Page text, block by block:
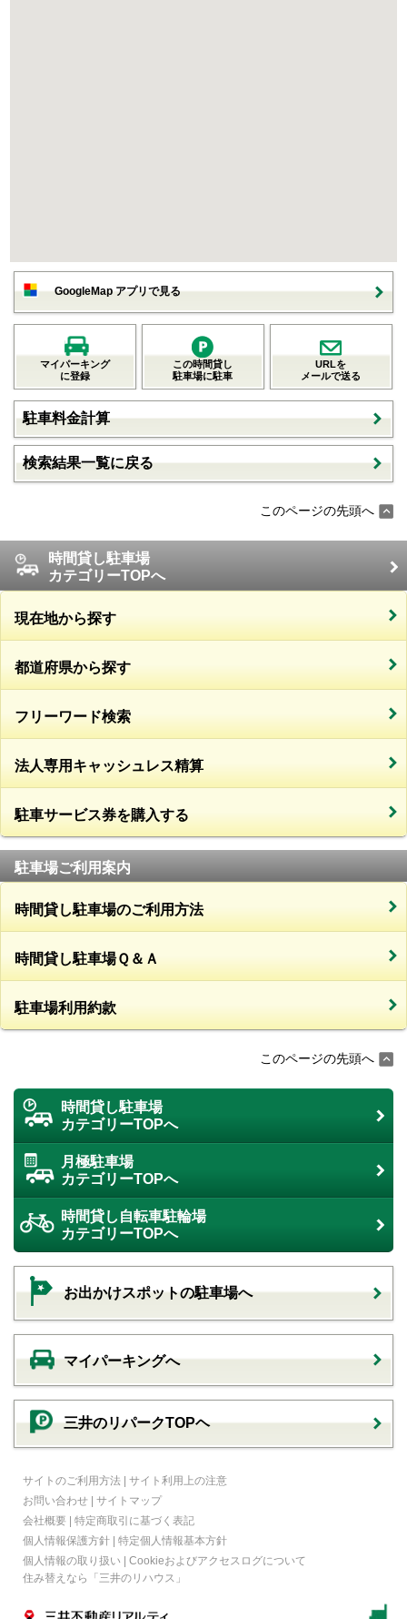
GoogleMap アプリで見る
マイパーキング
に登録
この時間貸し
駐車場に駐車
URLを
メールで送る
駐車料金計算
検索結果一覧に戻る
このページの先頭へ
時間貸し駐車場
カテゴリーTOPへ
現在地から探す
都道府県から探す
フリーワード検索
法人専用キャッシュレス精算
駐車サービス券を購入する
駐車場ご利用案内
時間貸し駐車場のご利用方法
時間貸し駐車場Ｑ＆Ａ
駐車場利用約款
このページの先頭へ
時間貸し駐車場
カテゴリーTOPへ
月極駐車場
カテゴリーTOPへ
時間貸し自転車駐輪場
カテゴリーTOPへ
お出かけスポットの駐車場へ
マイパーキングへ
三井のリパークTOPヘ
サイトのご利用方法 | サイト利用上の注意
お問い合わせ | サイトマップ
会社概要 | 特定商取引に基づく表記
個人情報保護方針 | 特定個人情報基本方針
個人情報の取り扱い | Cookieおよびアクセスログについて
住み替えなら
「三井のリハウス」